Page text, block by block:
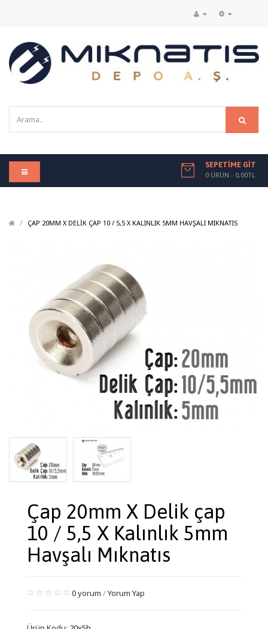
SEPETIME GIT
0 ÜRÜN - 0,00TL
/ ÇAP 20MM X DELIK ÇAP 10 / 5,5 X KALINLIK 5MM HAVŞALI MIKNATIS
Çap 20mm X Delik çap
10 / 5,5 X Kalınlık 5mm
Havşalı Mıknatıs
0 yorum /Yorum Yap